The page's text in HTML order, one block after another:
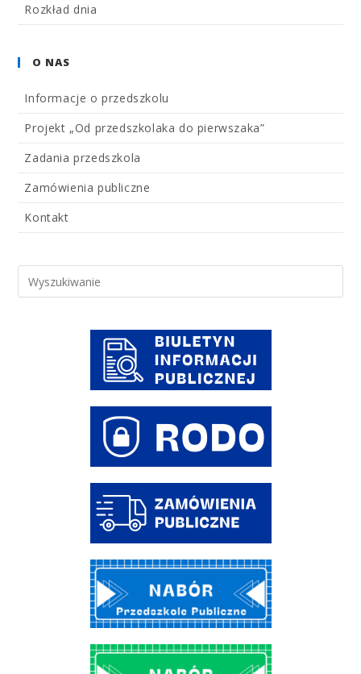
Rozkład dnia
O NAS
Informacje o przedszkolu
Projekt „Od przedszkolaka do pierwszaka”
Zadania przedszkola
Zamówienia publiczne
Kontakt